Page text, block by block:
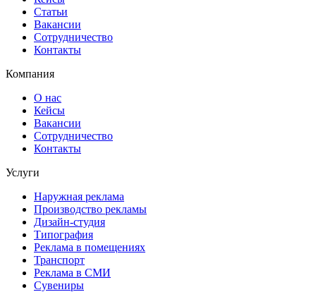
Статьи
Вакансии
Сотрудничество
Контакты
Компания
О нас
Кейсы
Вакансии
Сотрудничество
Контакты
Услуги
Наружная реклама
Производство рекламы
Дизайн-студия
Типография
Реклама в помещениях
Транспорт
Реклама в СМИ
Сувениры